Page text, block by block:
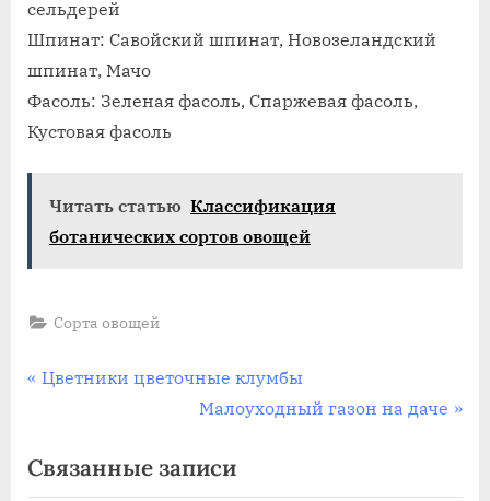
сельдерей
Шпинат: Савойский шпинат, Новозеландский
шпинат, Мачо
Фасоль: Зеленая фасоль, Спаржевая фасоль,
Кустовая фасоль
Читать статью Классификация
ботанических сортов овощей
Сорта овощей
Навигация
записям
П
д
Цветники цветочные клумбы
С
е
Малоуходный газон на даче
Связанные записи